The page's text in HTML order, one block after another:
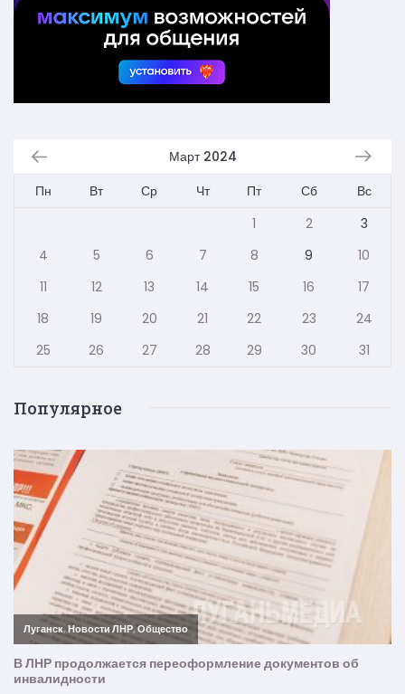
Март 2024
Пн
Вт Ср Чт Пт Сб
Вс
1
2
3
4
5 6 7 8 9
10
11
12 13 14 15 16
17
18
19 20 21 22 23
24
25
26 27 28 29 30 31
Популярное